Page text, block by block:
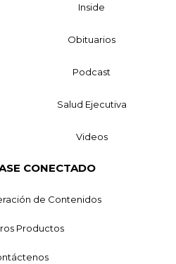
Inside
Obituarios
Podcast
Salud Ejecutiva
Videos
CONECTADO
de Contenidos
Productos